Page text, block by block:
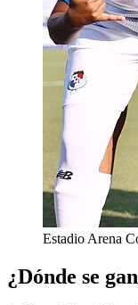
Estadio Arena
¿Dónde se